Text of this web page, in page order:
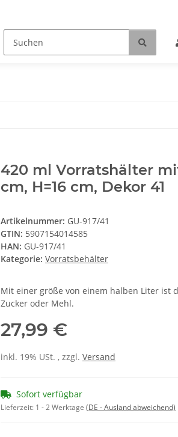
420 ml Vorratshälter
cm, H=16 cm, Dekor 41
Artikelnummer: GU-917/41
GTIN: 5907154014585
HAN: GU-917/41
Kategorie: Vorratsbehälter
Mit einer größe von einem halben Liter ist
Zucker oder Mehl.
27,99 €
inkl. 19% USt. , zzgl. Versand
Sofort verfügbar
Lieferzeit: 1 - 2 Werktage (DE - Ausland abweichend)